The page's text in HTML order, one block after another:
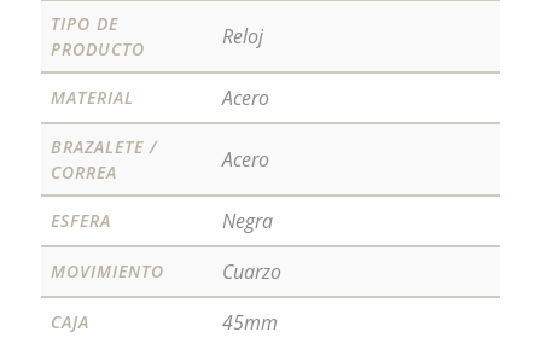
TIPO DE
PRODUCTO
Reloj
MATERIAL Acero
BRAZALETE /
CORREA
Acero
ESFERA Negra
MOVIMIENTO Cuarzo
CAJA 45mm